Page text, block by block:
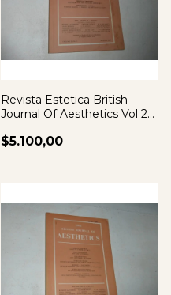
Revista Estetica British
Journal Of Aesthetics Vol 20
$5.100,00